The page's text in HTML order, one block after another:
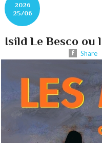
2026
25/06
Isild Le Besco ou
Share